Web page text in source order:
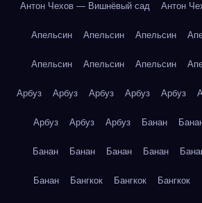
Антон Чехов — Вишнёвый сад Антон
Апельсин Апельсин Апельсин
Апельсин Апельсин Апельсин
Арбуз Арбуз Арбуз Арбуз Арбуз
Арбуз Арбуз Арбуз Банан
Банан Банан Банан Банан
Банан Бангкок Бангкок Бангкок